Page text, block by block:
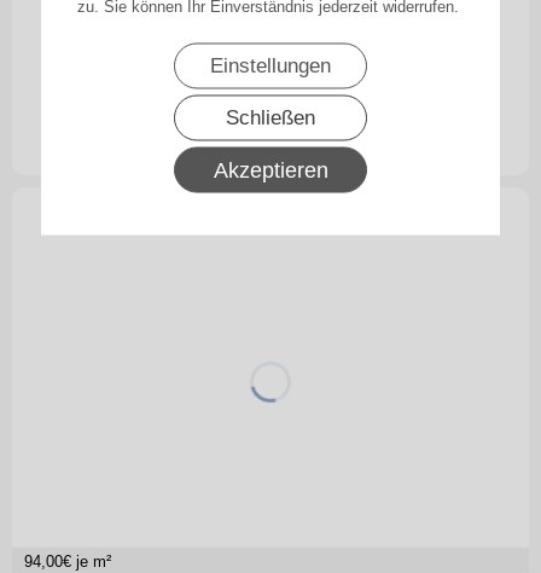
zu. Sie können Ihr Einverständnis jederzeit widerrufen.
Einstellungen
Schließen
Akzeptieren
Transparenz 4 Prozent
inkl. 19% MwSt.zzgl. Versand
ab 94,00€
94,00€ je m²